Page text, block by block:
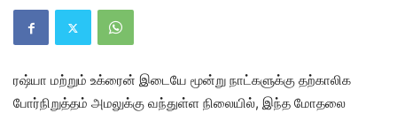
ரஷ்யா மற்றும் உக்ரைன் இடையே மூன்று நாட்களுக்கு தற்காலிக
போர்நிறுத்தம் அமலுக்கு வந்துள்ள நிலையில், இந்த மோதலை